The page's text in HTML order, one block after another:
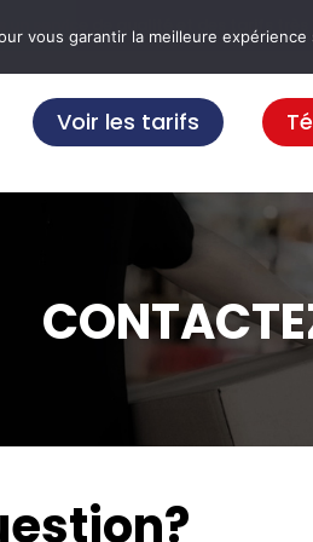
un service de qualité et des tarifs
Voir les tarifs
vous garantir la meilleure